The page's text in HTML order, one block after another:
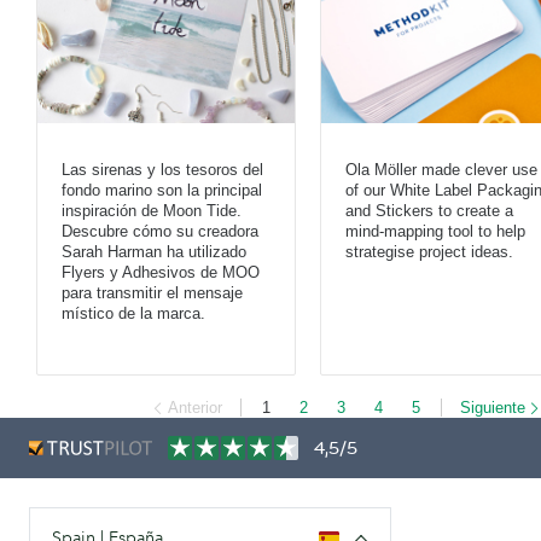
Las sirenas y los tesoros del
fondo marino son la principal
inspiración de Moon Tide.
Descubre cómo su creadora
Sarah Harman ha utilizado
Flyers y Adhesivos de MOO
para transmitir el mensaje
místico de la marca.
Ola Möller made clever use
of our White Label
and Stickers to create a
mind-mapping tool to help
strategise project ideas.
Anterior 1 2 3 4 5 Siguiente
4,5/5